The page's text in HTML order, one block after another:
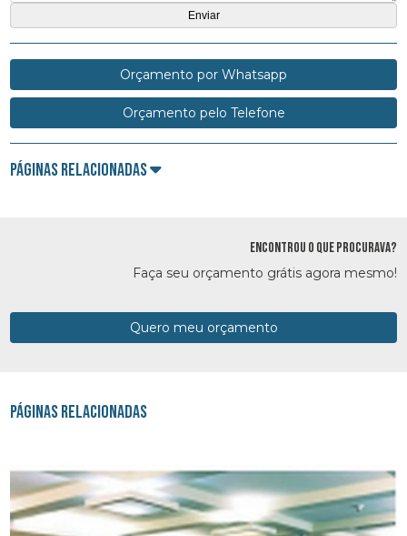
Orçamento por Whatsapp
Orçamento pelo Telefone
Páginas Relacionadas
ENCONTROU O QUE PROCURAVA?
Faça seu orçamento grátis agora mesmo!
Quero meu orçamento
Páginas Relacionadas